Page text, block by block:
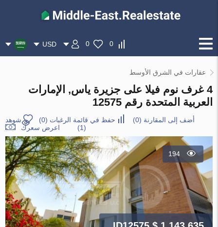
0
0
USD
عقارات في الشرق الأوسط
4 غرف نوم فيلا على جزيرة ياس, الإمارات
العربية المتحدة رقم 12575
أضف إلى المقارنة (
0
) حفظ في قائمة الرغبات (
0
)
شوهد
(1)
اعرض سعرك
194